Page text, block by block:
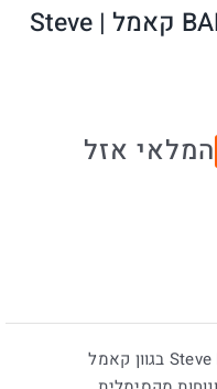
תיק קטן לנשים BARADIA קאמל | Steve
המלאי אזל